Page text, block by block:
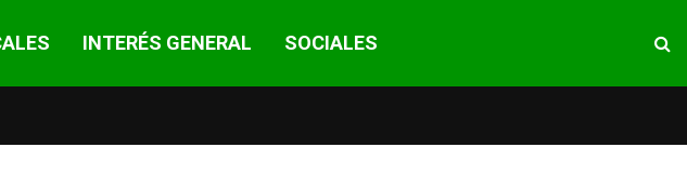
INTERÉS GENERAL SOCIALES